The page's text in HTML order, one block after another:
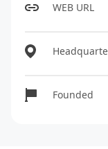
WEB URL
Founded